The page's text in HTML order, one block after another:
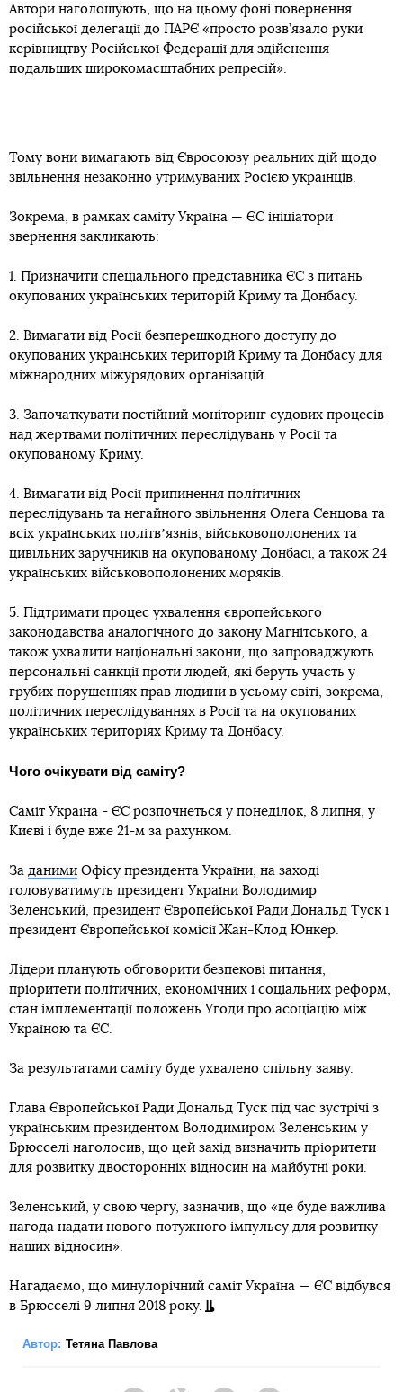
Автори наголошують, що на цьому фоні повернення
російської делегації до ПАРЄ «просто розв’язало руки
керівництву Російської Федерації для здійснення
подальших широкомасштабних репресій».
Тому вони вимагають від Євросоюзу реальних дій щодо
звільнення незаконно утримуваних Росією українців.
Зокрема, в рамках саміту Україна — ЄС ініціатори
звернення закликають:
1. Призначити спеціального представника ЄС з питань
окупованих українських територій Криму та Донбасу.
2. Вимагати від Росії безперешкодного доступу до
окупованих українських територій Криму та Донбасу для
міжнародних міжурядових організацій.
3. Започаткувати постійний моніторинг судових процесів
над жертвами політичних переслідувань у Росії та
окупованому Криму.
4. Вимагати від Росії припинення політичних
переслідувань та негайного звільнення Олега Сенцова та
всіх українських політвʼязнів, військовополонених та
цивільних заручників на окупованому Донбасі, а також 24
українських військовополонених моряків.
5. Підтримати процес ухвалення європейського
законодавства аналогічного до закону Магнітського, а
також ухвалити національні закони, що запроваджують
персональні санкції проти людей, які беруть участь у
грубих порушеннях прав людини в усьому світі, зокрема,
політичних переслідуваннях в Росії та на окупованих
українських територіях Криму та Донбасу.
Чого очікувати від саміту?
Саміт Україна - ЄС розпочнеться у понеділок, 8 липня, у
Києві і буде вже 21-м за рахунком.
За даними Офісу президента України, на заході
головуватимуть президент України Володимир
Зеленський, президент Європейської Ради Дональд Туск і
президент Європейської комісії Жан-Клод Юнкер.
Лідери планують обговорити безпекові питання,
пріоритети політичних, економічних і соціальних реформ,
стан імплементації положень Угоди про асоціацію між
Україною та ЄС.
За результатами саміту буде ухвалено спільну заяву.
Глава Європейської Ради Дональд Туск під час зустрічі з
українським президентом Володимиром Зеленським у
Брюсселі наголосив, що цей захід визначить пріоритети
для розвитку двосторонніх відносин на майбутні роки.
Зеленський, у свою чергу, зазначив, що «це буде важлива
нагода надати нового потужного імпульсу для розвитку
наших відносин».
Нагадаємо, що минулорічний саміт Україна — ЄС відбувся
в Брюсселі 9 липня 2018 року.
Автор: Тетяна Павлова